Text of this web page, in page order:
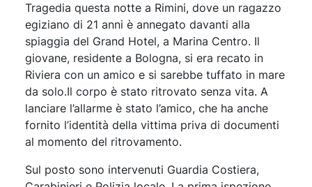
Tragedia questa notte a Rimini, dove un ragazzo
egiziano di 21 anni è annegato davanti alla
spiaggia del Grand Hotel, a Marina Centro. Il
giovane, residente a Bologna, si era recato in
Riviera con un amico e si sarebbe tuffato in mare
da solo.Il corpo è stato ritrovato senza vita. A
lanciare l’allarme è stato l’amico, che ha anche
fornito l’identità della vittima priva di documenti
al momento del ritrovamento.
Sul posto sono intervenuti Guardia Costiera,